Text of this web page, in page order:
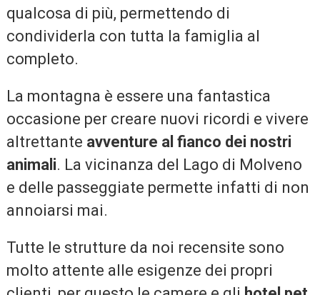
qualcosa di più, permettendo di
condividerla con tutta la famiglia al
completo.
La montagna è essere una fantastica
occasione per creare nuovi ricordi e vivere
altrettante avventure al fianco dei nostri
animali. La vicinanza del Lago di Molveno
e delle passeggiate permette infatti di non
annoiarsi mai.
Tutte le strutture da noi recensite sono
molto attente alle esigenze dei propri